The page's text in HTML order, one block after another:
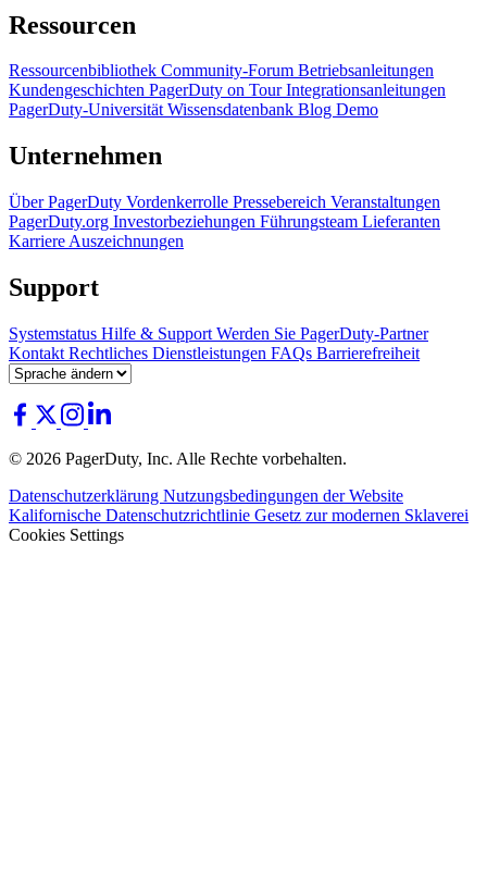
Ressourcen
Ressourcenbibliothek Community-Forum Betriebsanleitungen
Kundengeschichten PagerDuty on TourIntegrationsanleitungen
PagerDuty-UniversitätWissensdatenbank Blog Demo
Unternehmen
Über PagerDuty Vordenkerrolle Pressebereich Veranstaltungen
PagerDuty.org Investorbeziehungen Führungsteam Lieferanten
Karriere Auszeichnungen
Support
Systemstatus Hilfe & Support Werden Sie PagerDuty-Partner
Kontakt Rechtliches Dienstleistungen FAQs Barrierefreiheit
© 2026 PagerDuty, Inc. Alle Rechte vorbehalten.
Datenschutzerklärung Nutzungsbedingungen der Website
Kalifornische Datenschutzrichtlinie Gesetz zur modernen Sklaverei
Cookies Settings